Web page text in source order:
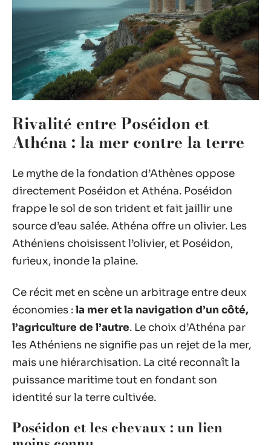
Rivalité entre Poséidon et
Athéna : la mer contre la terre
Le mythe de la fondation d’Athènes oppose
directement Poséidon et Athéna. Poséidon
frappe le sol de son trident et fait jaillir une
source d’eau salée. Athéna offre un olivier. Les
Athéniens choisissent l’olivier, et Poséidon,
furieux, inonde la plaine.
Ce récit met en scène un arbitrage entre deux
économies :la mer et la navigation d’un côté,
l’agriculture de l’autre. Le choix d’Athéna par
les Athéniens ne signifie pas un rejet de la mer,
mais une hiérarchisation. La cité reconnaît la
puissance maritime tout en fondant son
identité sur la terre cultivée.
Poséidon et les chevaux : un lien